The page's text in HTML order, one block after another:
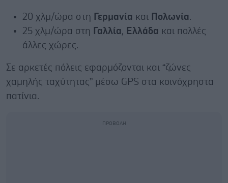
20 χλμ/ώρα στη Γερμανία και Πολωνία.
25 χλμ/ώρα στη Γαλλία, Ελλάδα και πολλές
άλλες χώρες.
Σε αρκετές πόλεις εφαρμόζονται και “ζώνες
χαμηλής ταχύτητας” μέσω GPS στα κοινόχρηστα
πατίνια.